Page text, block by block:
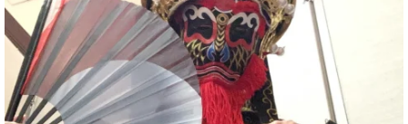
#イベント
#宴会
#余興
1 5 X